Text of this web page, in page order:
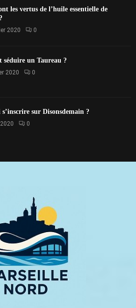
les vertus de l’huile essentielle de
2020 0
séduire un Taureau ?
2020 0
sur Disonsdemain ?
0